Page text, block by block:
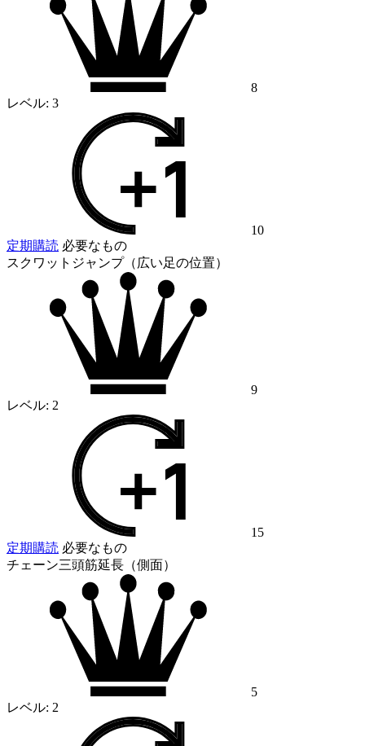
8
レベル: 3
10
定期購読 必要なもの
スクワットジャンプ（広い足の位置）
9
レベル: 2
15
定期購読 必要なもの
チェーン三頭筋延長（側面）
5
レベル: 2